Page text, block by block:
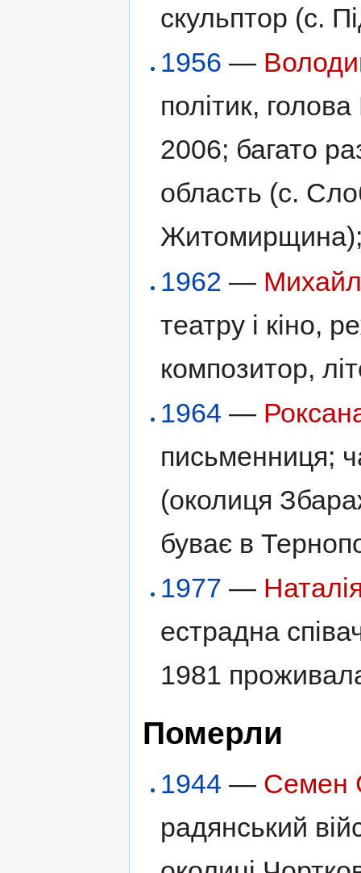
скульптор (с.
1956 —
політик,
2006; багато
область (с.
1962 —
театру і кіно,
композитор,
1964 —
письменниця;
(околиця
буває в
1977 —
естрадна
1981
Померли
1944 — Семен
радянський